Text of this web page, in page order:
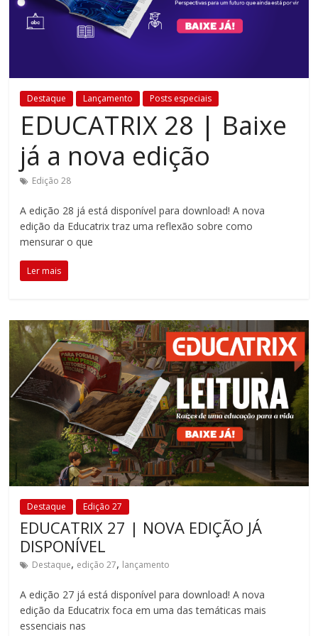
Estamos
metodologias
tecnologias
estão
cada
vez
mais
presentes
no
fundamental
explorar
outras
possibilidades
em
sala
de
reforçando
o
transformador
escola
para
as
perspectivas
Destaque Lançamento Posts especiais
EDUCATRIX 28 | Baixe
já a nova edição
Edição 28
A edição 28 já está disponível para download! A nova
edição da Educatrix traz uma reflexão sobre como
mensurar o que
Ler mais
Destaque Edição 27
EDUCATRIX 27 | NOVA EDIÇÃO JÁ
DISPONÍVEL
Destaque, edição 27, lançamento
A edição 27 já está disponível para download! A nova
edição da Educatrix foca em uma das temáticas mais
essenciais nas